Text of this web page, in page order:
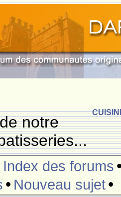
notre
Index des forums
• Nouveau sujet•